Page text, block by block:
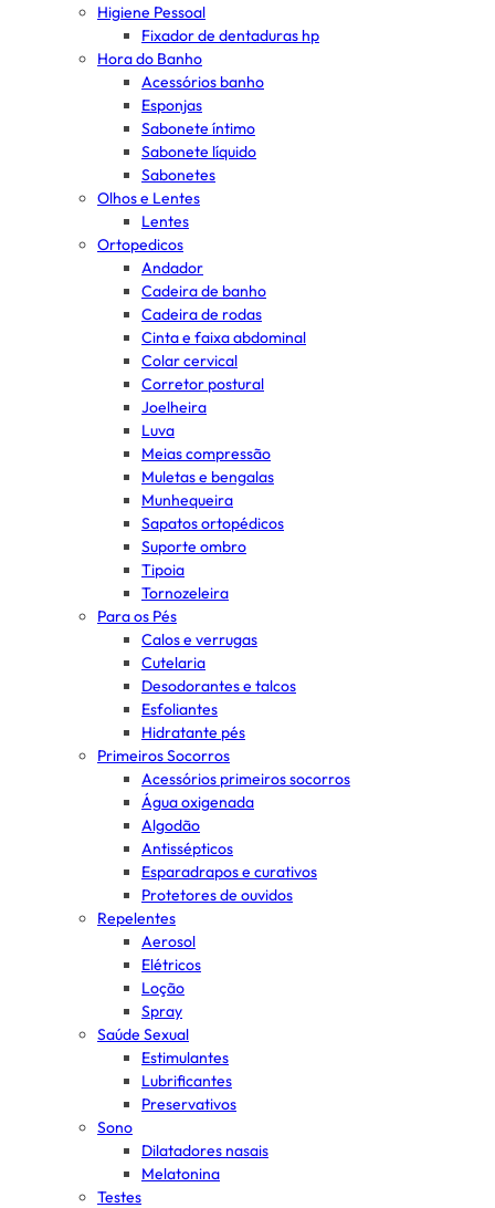
Higiene Pessoal
Fixador de dentaduras hp
Hora do Banho
Acessórios banho
Esponjas
Sabonete íntimo
Sabonete líquido
Sabonetes
Olhos e Lentes
Lentes
Ortopedicos
Andador
Cadeira de banho
Cadeira de rodas
Cinta e faixa abdominal
Colar cervical
Corretor postural
Joelheira
Luva
Meias compressão
Muletas e bengalas
Munhequeira
Sapatos ortopédicos
Suporte ombro
Tipoia
Tornozeleira
Para os Pés
Calos e verrugas
Cutelaria
Desodorantes e talcos
Esfoliantes
Hidratante pés
Primeiros Socorros
Acessórios primeiros socorros
Água oxigenada
Algodão
Antissépticos
Esparadrapos e curativos
Protetores de ouvidos
Repelentes
Aerosol
Elétricos
Loção
Spray
Saúde Sexual
Estimulantes
Lubrificantes
Preservativos
Sono
Dilatadores nasais
Melatonina
Testes